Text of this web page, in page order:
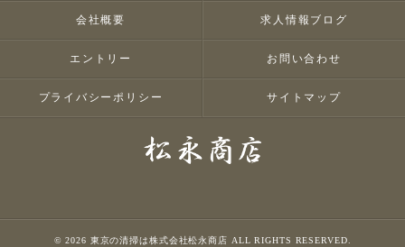
会社概要 求人情報ブログ
エントリー お問い合わせ
プライバシーポリシー サイトマップ
© 2026 東京の清掃は株式会社松永商店 ALL RIGHTS RESERVED.